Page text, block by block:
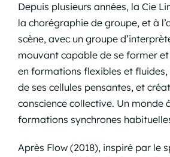
Depuis plusieurs années, la Cie
la chorégraphie de groupe, et à
scène, avec un groupe
mouvant capable de se former
en formations flexibles et
de ses cellules pensantes, et
conscience collective. Un monde
formations synchrones
Après Flow (2018), inspiré par le